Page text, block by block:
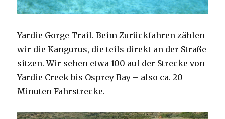
Yardie Gorge Trail. Beim Zurückfahren zählen
wir die Kangurus, die teils direkt an der Straße
sitzen. Wir sehen etwa 100 auf der Strecke von
Yardie Creek bis Osprey Bay – also ca. 20
Minuten Fahrstrecke.